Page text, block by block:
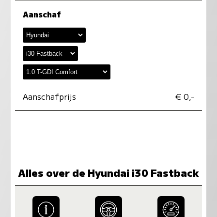
Aanschaf
Aanschafprijs € 0,-
Alles over de Hyundai i30 Fastback